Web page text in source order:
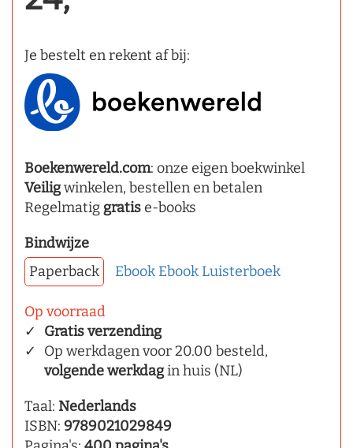
Je bestelt en rekent af bij:
Boekenwereld.com: onze eigen boekwinkel
Veiligwinkelen, bestellen en betalen
Regelmatig gratise-books
Bindwijze
Paperback
Ebook Ebook Luisterboek
Op voorraad
Gratis verzending
Op werkdagen voor 20.00 besteld,
volgende werkdagin huis (NL)
Taal: Nederlands
ISBN: 9789021029849